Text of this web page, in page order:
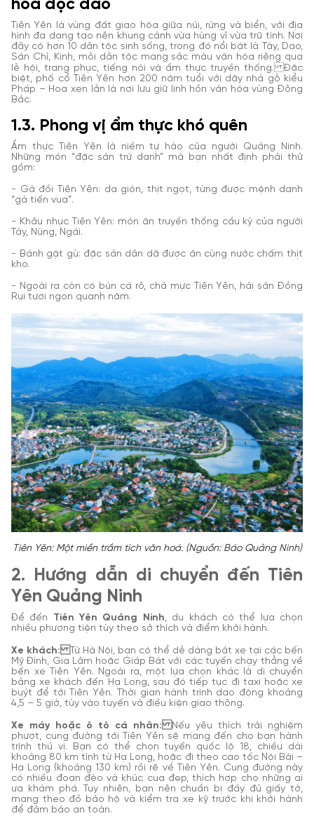
hóa độc đáo
Tiên Yên là vùng đất giao hòa giữa núi, rừng và biển, với địa
hình đa dạng tạo nên khung cảnh vừa hùng vĩ vừa trữ tình. Nơi
đây có hơn 10 dân tộc sinh sống, trong đó nổi bật là Tày, Dao,
Sán Chỉ, Kinh, mỗi dân tộc mang sắc màu văn hóa riêng qua
lễ hội, trang phục, tiếng nói và ẩm thực truyền thống. Đặc
biệt, phố cổ Tiên Yên hơn 200 năm tuổi với dãy nhà gỗ kiểu
Pháp – Hoa xen lẫn là nơi lưu giữ linh hồn văn hóa vùng Đông
Bắc.
1.3. Phong vị ẩm thực khó quên
Ẩm thực Tiên Yên là niềm tự hào của người Quảng Ninh.
Những món “đặc sản trứ danh” mà bạn nhất định phải thử
gồm:
- Gà đồi Tiên Yên: da giòn, thịt ngọt, từng được mệnh danh
“gà tiến vua”.
- Khâu nhục Tiên Yên: món ăn truyền thống cầu kỳ của người
Tày, Nùng, Ngái.
- Bánh gật gù: đặc sản dân dã được ăn cùng nước chấm thịt
kho.
- Ngoài ra còn có bún cá rô, chả mực Tiên Yên, hải sản Đồng
Rui tươi ngon quanh năm.
Tiên Yên: Một miền trầm tích văn hoá. (Nguồn: Báo Quảng Ninh)
2. Hướng dẫn di chuyển đến Tiên
Yên Quảng Ninh
Để đến Tiên Yên Quảng Ninh, du khách có thể lựa chọn
nhiều phương tiện tùy theo sở thích và điểm khởi hành.
Xe khách:Từ Hà Nội, bạn có thể dễ dàng bắt xe tại các bến
Mỹ Đình, Gia Lâm hoặc Giáp Bát với các tuyến chạy thẳng về
bến xe Tiên Yên. Ngoài ra, một lựa chọn khác là di chuyển
bằng xe khách đến Hạ Long, sau đó tiếp tục đi taxi hoặc xe
buýt để tới Tiên Yên. Thời gian hành trình dao động khoảng
4,5 – 5 giờ, tùy vào tuyến và điều kiện giao thông.
Xe máy hoặc ô tô cá nhân:Nếu yêu thích trải nghiệm
phượt, cung đường tới Tiên Yên sẽ mang đến cho bạn hành
trình thú vị. Bạn có thể chọn tuyến quốc lộ 18, chiều dài
khoảng 80 km tính từ Hạ Long, hoặc đi theo cao tốc Nội Bài –
Hạ Long (khoảng 130 km) rồi rẽ về Tiên Yên. Cung đường này
có nhiều đoạn đèo và khúc cua đẹp, thích hợp cho những ai
ưa khám phá. Tuy nhiên, bạn nên chuẩn bị đầy đủ giấy tờ,
mang theo đồ bảo hộ và kiểm tra xe kỹ trước khi khởi hành
để đảm bảo an toàn.